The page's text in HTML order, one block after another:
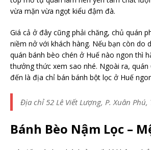
vừa mặn vừa ngọt kiểu đậm đà.
Giá cả ở đây cũng phải chăng, chủ quán
niềm nở với khách hàng. Nếu bạn còn do
quán bánh bèo chén ở Huế nào ngon thì
thưởng thức xem sao nhé. Ngoài ra,
đến là địa chỉ bán bánh bột lọc ở Huế
Địa chỉ 52 Lê Viết Lượng, P. Xuân Phú,
Bánh Bèo Nậm Lọc –